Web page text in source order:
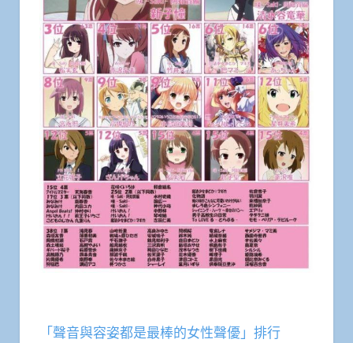
「聲音與容姿都是最棒的女性聲優」排行